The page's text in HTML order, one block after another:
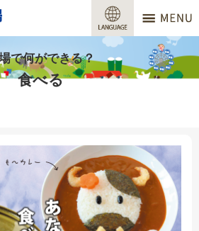
営業時間
料金
サービスガイド
牧場で何ができる？
場内マップ
で何ができる？
食べる